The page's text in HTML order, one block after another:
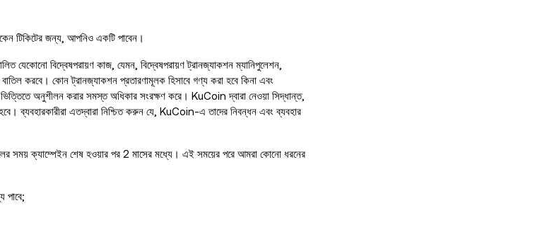
টিকিটের জন্য, আপনিও একটি পাবেন।
যেকোনো বিদ্বেষপরায়ণ কাজ, যেমন, বিদ্বেষপরায়ণ ট্রানজ্যাকশন ম্যানিপুলেশন,
করবে। কোন ট্রানজ্যাকশন প্রতারণামূলক হিসাবে গণ্য করা হবে কিনা এবং
ভিত্তিতে অনুশীলন করার সমস্ত অধিকার সংরক্ষণ করে। KuCoin দ্বারা নেওয়া সিদ্ধান্ত,
ব্যবহারকারীরা এতদ্বারা নিশ্চিত করুন যে, KuCoin-এ তাদের নিবন্ধন এবং ব্যবহার
সময় ক্যাম্পেইন শেষ হওয়ার পর 2 মাসের মধ্যে। এই সময়ের পরে আমরা কোনো ধরনের
পাবে;